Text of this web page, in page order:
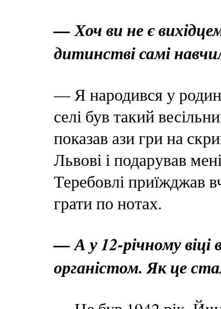
— Хоч ви не є
дитинстві самі
— Я народився у
селі був такий
показав ази гри на
Львові і подарував
Теребовлі приїжджав
грати по нотах.
— А у 12-річному
органістом. Як це